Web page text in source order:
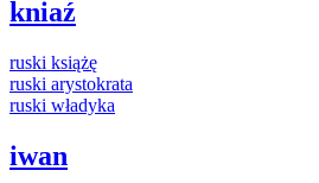
kniaź
ruski książę
ruski arystokrata
ruski władyka
iwan